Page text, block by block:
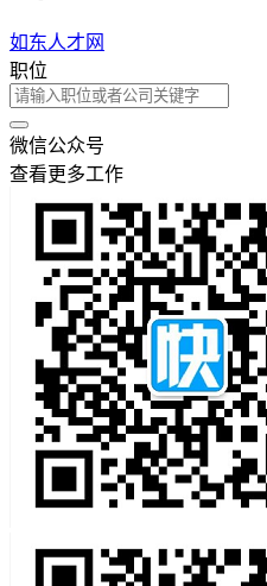
如东人才网
职位
微信公众号
查看更多工作